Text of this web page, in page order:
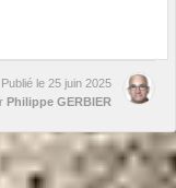
Publié le 25 juin 2025
Philippe GERBIER